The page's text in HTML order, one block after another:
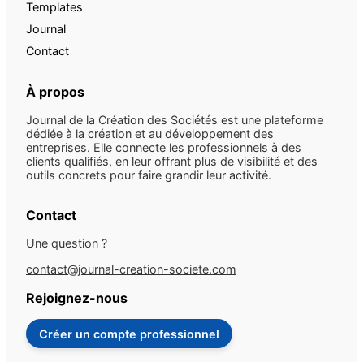
Templates
Journal
Contact
À propos
Journal de la Création des Sociétés est une plateforme
dédiée à la création et au développement des
entreprises. Elle connecte les professionnels à des
clients qualifiés, en leur offrant plus de visibilité et des
outils concrets pour faire grandir leur activité.
Contact
Une question ?
contact@journal-creation-societe.com
Rejoignez-nous
Créer un compte professionnel